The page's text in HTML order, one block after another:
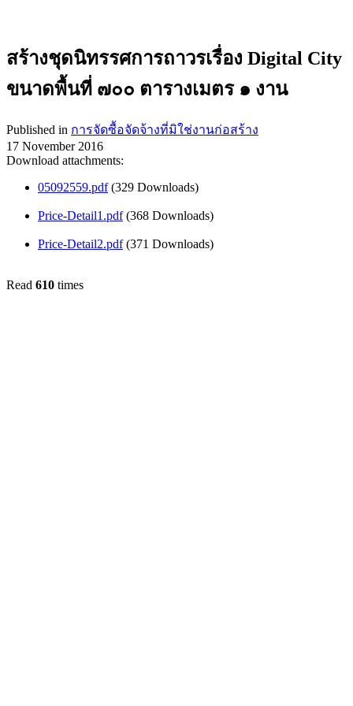
สร้างชุดนิทรรศการถาวรเรื่อง Digital City
ขนาดพื้นที่ ๗๐๐ ตารางเมตร ๑ งาน
Published in การจัดซื้อจัดจ้างที่มิใช่งานก่อสร้าง
17 November 2016
Download attachments:
05092559.pdf (329 Downloads)
Price-Detail1.pdf (368 Downloads)
Price-Detail2.pdf (371 Downloads)
Read 610 times